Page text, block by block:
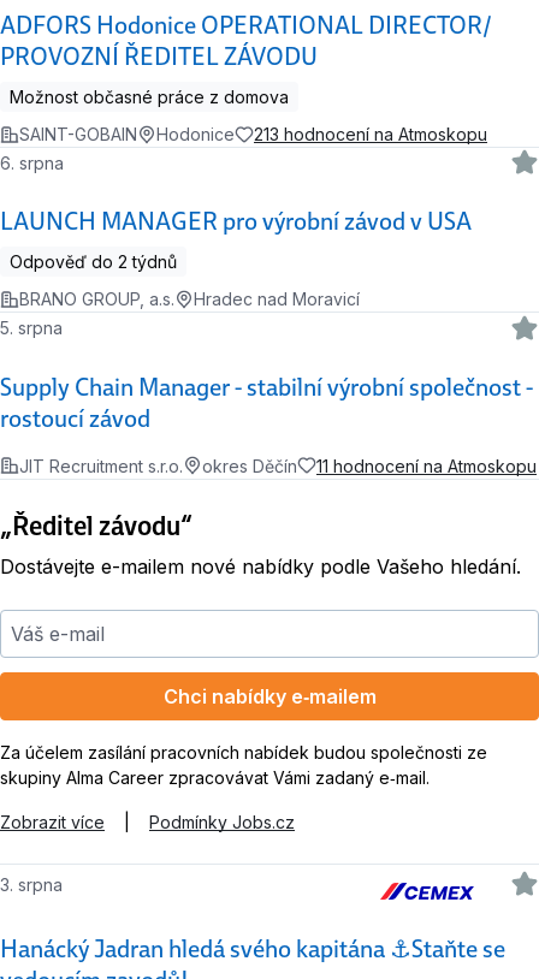
ADFORS Hodonice OPERATIONAL DIRECTOR/
PROVOZNÍ ŘEDITEL ZÁVODU
Možnost občasné práce z domova
SAINT-GOBAIN
Hodonice 213 hodnocení na Atmoskopu
LAUNCH MANAGER pro výrobní závod v USA
6. srpna
Odpověď do 2 týdnů
BRANO GROUP, a.s.
Hradec nad Moravicí
Supply Chain Manager - stabilní výrobní společnost -
rostoucí závod
5. srpna
JIT Recruitment s.r.o. okres Děčín 11 hodnocení na Atmoskopu
„Ředitel závodu“
Dostávejte e-mailem nové nabídky podle Vašeho hledání.
Váš e-mail
Chci nabídky e‑mailem
Za účelem zasílání pracovních nabídek budou společnosti ze
skupiny Alma Career zpracovávat Vámi zadaný e‑mail.
Zobrazit více Podmínky Jobs.cz
Hanácký Jadran hledá svého kapitána ⚓Staňte se
3. srpna